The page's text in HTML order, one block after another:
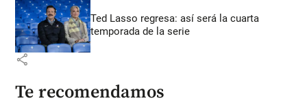
Ted Lasso regresa: así será la cuarta
temporada de la serie
share
Te recomendamos